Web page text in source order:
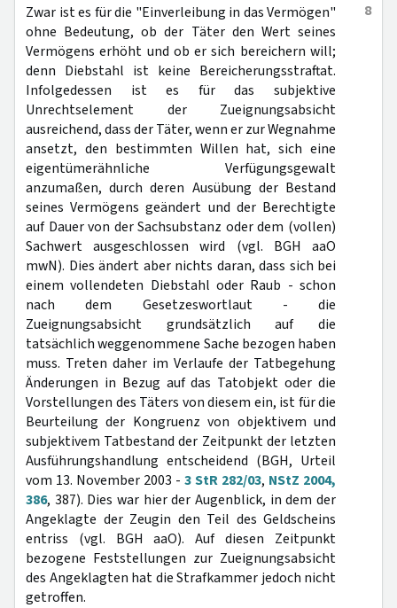
8
Zwar ist es für die "Einverleibung in das Vermögen"
ohne Bedeutung, ob der Täter den Wert seines
Vermögens erhöht und ob er sich bereichern will;
denn Diebstahl ist keine Bereicherungsstraftat.
Infolgedessen ist es für das subjektive
Unrechtselement der Zueignungsabsicht
ausreichend, dass der Täter, wenn er zur Wegnahme
ansetzt, den bestimmten Willen hat, sich eine
eigentümerähnliche Verfügungsgewalt
anzumaßen, durch deren Ausübung der Bestand
seines Vermögens geändert und der Berechtigte
auf Dauer von der Sachsubstanz oder dem (vollen)
Sachwert ausgeschlossen wird (vgl. BGH aaO
mwN). Dies ändert aber nichts daran, dass sich bei
einem vollendeten Diebstahl oder Raub - schon
nach dem Gesetzeswortlaut - die
Zueignungsabsicht grundsätzlich auf die
tatsächlich weggenommene Sache bezogen haben
muss. Treten daher im Verlaufe der Tatbegehung
Änderungen in Bezug auf das Tatobjekt oder die
Vorstellungen des Täters von diesem ein, ist für die
Beurteilung der Kongruenz von objektivem und
subjektivem Tatbestand der Zeitpunkt der letzten
Ausführungshandlung entscheidend (BGH, Urteil
vom 13. November 2003 - 3 StR 282/03, NStZ 2004,
386, 387). Dies war hier der Augenblick, in dem der
Angeklagte der Zeugin den Teil des Geldscheins
entriss (vgl. BGH aaO). Auf diesen Zeitpunkt
bezogene Feststellungen zur Zueignungsabsicht
des Angeklagten hat die Strafkammer jedoch nicht
getroffen.